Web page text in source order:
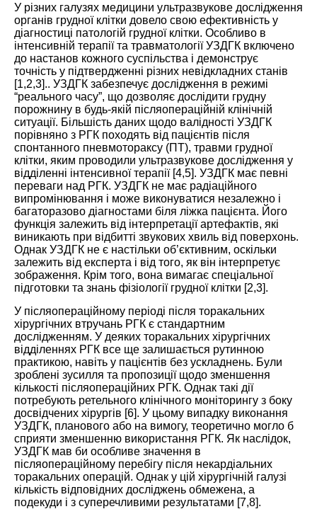
У різних галузях медицини ультразвукове дослідження
органів грудної клітки довело свою ефективність у
діагностиці патологій грудної клітки. Особливо в
інтенсивній терапії та травматології УЗДГК включено
до настанов кожного суспільства і демонструє
точність у підтвердженні різних невідкладних станів
[1,2,3].. УЗДГК забезпечує дослідження в режимі
“реального часу”, що дозволяє дослідити грудну
порожнину в будь-якій післяопераційній клінічній
ситуації. Більшість даних щодо валідності УЗДГК
порівняно з РГК походять від пацієнтів після
спонтанного пневмотораксу (ПТ), травми грудної
клітки, яким проводили ультразвукове дослідження у
відділенні інтенсивної терапії [4,5]. УЗДГК має певні
переваги над РГК. УЗДГК не має радіаційного
випромінювання і може виконуватися незалежно і
багаторазово діагностами біля ліжка пацієнта. Його
функція залежить від інтерпретації артефактів, які
виникають при відбитті звукових хвиль від поверхонь.
Однак УЗДГК не є настільки об’єктивним, оскільки
залежить від експерта і від того, як він інтерпретує
зображення. Крім того, вона вимагає спеціальної
підготовки та знань фізіології грудної клітки [2,3].
У післяопераційному періоді після торакальних
хірургічних втручань РГК є стандартним
дослідженням. У деяких торакальних хірургічних
відділеннях РГК все ще залишається рутинною
практикою, навіть у пацієнтів без ускладнень. Були
зроблені зусилля та пропозиції щодо зменшення
кількості післяопераційних РГК. Однак такі дії
потребують ретельного клінічного моніторингу з боку
досвідчених хірургів [6]. У цьому випадку виконання
УЗДГК, планового або на вимогу, теоретично могло б
сприяти зменшенню використання РГК. Як наслідок,
УЗДГК мав би особливе значення в
післяопераційному перебігу після некардіальних
торакальних операцій. Однак у цій хірургічній галузі
кількість відповідних досліджень обмежена, а
подекуди і з суперечливими результатами [7,8].